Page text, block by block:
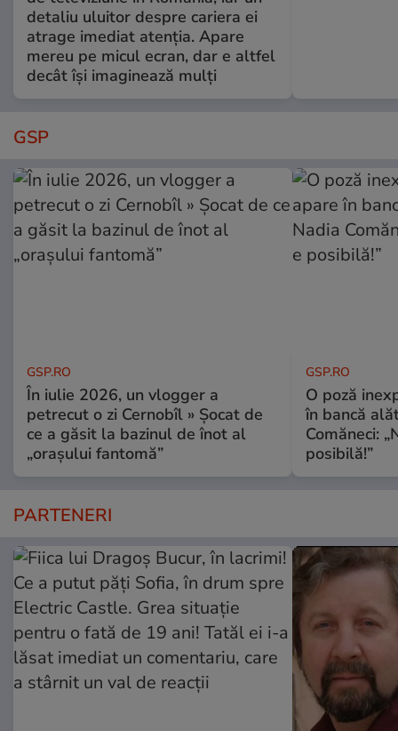
detaliu uluitor despre cariera ei
atrage imediat atenția. Apare
mereu pe micul ecran, dar e altfel
decât își imaginează mulți
GSP
GSP.RO
În iulie 2026, un vlogger a
petrecut o zi Cernobîl » Șocat de
ce a găsit la bazinul de înot al
„orașului fantomă”
GSP.RO
O poză
în bancă
Comăneci:
posibilă!”
PARTENERI